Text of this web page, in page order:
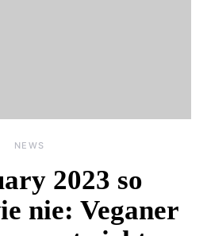
NEWS
2023 so
nie: Veganer